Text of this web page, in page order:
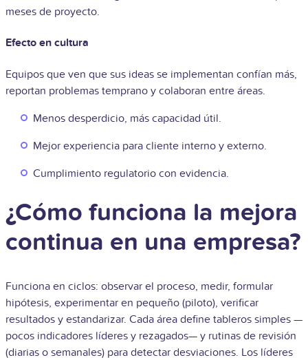
meses de proyecto.
Efecto en cultura
Equipos que ven que sus ideas se implementan confían más,
reportan problemas temprano y colaboran entre áreas.
Menos desperdicio, más capacidad útil.
Mejor experiencia para cliente interno y externo.
Cumplimiento regulatorio con evidencia.
¿Cómo funciona la mejora
continua en una empresa?
Funciona en ciclos: observar el proceso, medir, formular
hipótesis, experimentar en pequeño (piloto), verificar
resultados y estandarizar. Cada área define tableros simples —
pocos indicadores líderes y rezagados— y rutinas de revisión
(diarias o semanales) para detectar desviaciones. Los líderes